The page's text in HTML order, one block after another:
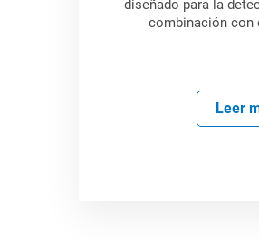
diseñado para la
combinación con
Leer